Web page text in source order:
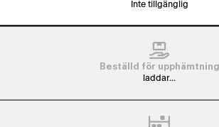
Inte tillgänglig
Beställd för upphämtning
laddar...